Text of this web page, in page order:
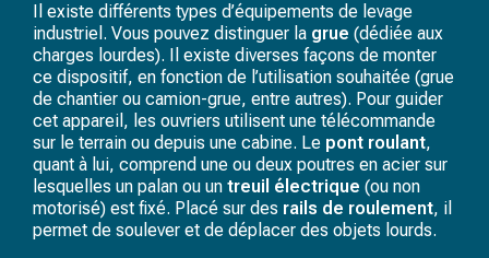
Il existe différents types d’équipements de levage
industriel. Vous pouvez distinguer la grue (dédiée aux
charges lourdes). Il existe diverses façons de monter
ce dispositif, en fonction de l’utilisation souhaitée (grue
de chantier ou camion-grue, entre autres). Pour guider
cet appareil, les ouvriers utilisent une télécommande
sur le terrain ou depuis une cabine. Le pont roulant,
quant à lui, comprend une ou deux poutres en acier sur
lesquelles un palan ou un treuil électrique (ou non
motorisé) est fixé. Placé sur des rails de roulement, il
permet de soulever et de déplacer des objets lourds.